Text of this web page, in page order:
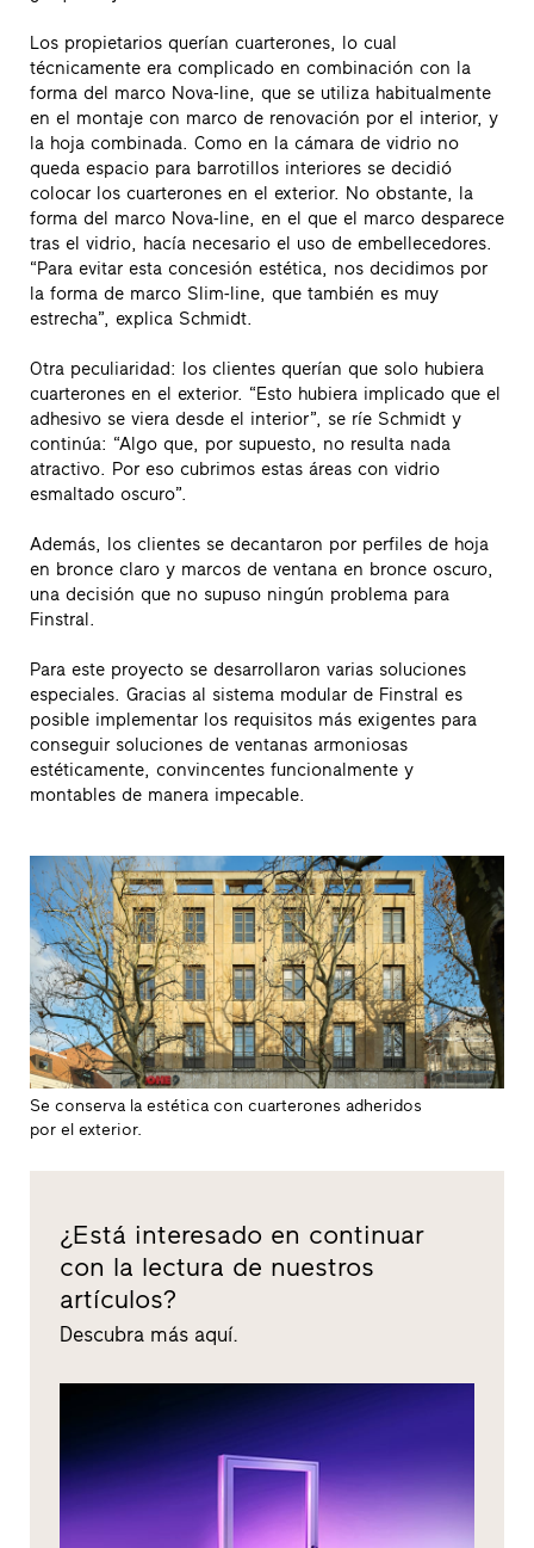
Los propietarios querían cuarterones, lo cual
técnicamente era complicado en combinación con la
forma del marco Nova-line, que se utiliza habitualmente
en el montaje con marco de renovación por el interior, y
la hoja combinada. Como en la cámara de vidrio no
queda espacio para barrotillos interiores se decidió
colocar los cuarterones en el exterior. No obstante, la
forma del marco Nova-line, en el que el marco desparece
tras el vidrio, hacía necesario el uso de embellecedores.
“Para evitar esta concesión estética, nos decidimos por
la forma de marco Slim-line, que también es muy
estrecha”, explica Schmidt.
Otra peculiaridad: los clientes querían que solo hubiera
cuarterones en el exterior. “Esto hubiera implicado que el
adhesivo se viera desde el interior”, se ríe Schmidt y
continúa: “Algo que, por supuesto, no resulta nada
atractivo. Por eso cubrimos estas áreas con vidrio
esmaltado oscuro”.
Además, los clientes se decantaron por perfiles de hoja
en bronce claro y marcos de ventana en bronce oscuro,
una decisión que no supuso ningún problema para
Finstral.
Para este proyecto se desarrollaron varias soluciones
especiales. Gracias al sistema modular de Finstral es
posible implementar los requisitos más exigentes para
conseguir soluciones de ventanas armoniosas
estéticamente, convincentes funcionalmente y
montables de manera impecable.
Se conserva la estética con cuarterones adheridos
por el exterior.
¿Está interesado en continuar
con la lectura de nuestros
artículos?
Descubra más aquí.